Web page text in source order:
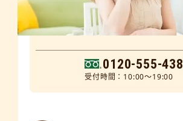
0120-555-438
受付時間：10:00～19:00